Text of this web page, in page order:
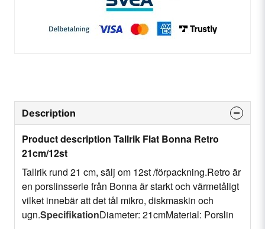
Description
Product description Tallrik Flat Bonna Retro
21cm/12st
Tallrik rund 21 cm, sälj om 12st /förpackning.Retro är
en porslinsserie från Bonna är starkt och värmetåligt
vilket innebär att det tål mikro, diskmaskin och
ugn.SpecifikationDiameter: 21cmMaterial: Porslin